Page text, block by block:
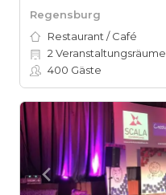
Regensburg
Restaurant / Café
2 Veranstaltungsräume
400 Gäste